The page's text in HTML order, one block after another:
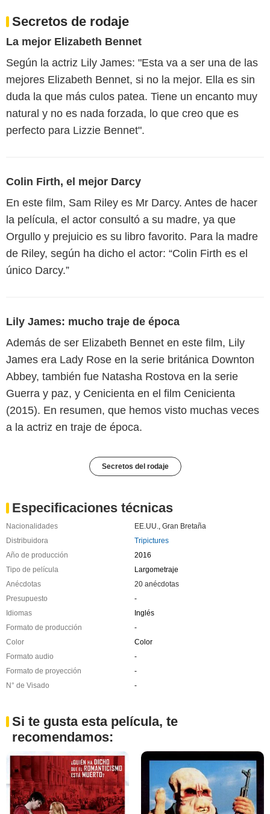
Secretos de rodaje
La mejor Elizabeth Bennet
Según la actriz Lily James: "Esta va a ser una de las
mejores Elizabeth Bennet, si no la mejor. Ella es sin
duda la que más culos patea. Tiene un encanto muy
natural y no es nada forzada, lo que creo que es
perfecto para Lizzie Bennet".
Colin Firth, el mejor Darcy
En este film, Sam Riley es Mr Darcy. Antes de hacer
la película, el actor consultó a su madre, ya que
Orgullo y prejuicio es su libro favorito. Para la madre
de Riley, según ha dicho el actor: “Colin Firth es el
único Darcy.”
Lily James: mucho traje de época
Además de ser Elizabeth Bennet en este film, Lily
James era Lady Rose en la serie británica Downton
Abbey, también fue Natasha Rostova en la serie
Guerra y paz, y Cenicienta en el film Cenicienta
(2015). En resumen, que hemos visto muchas veces
a la actriz en traje de época.
Secretos del rodaje
Especificaciones técnicas
Nacionalidades EE.UU.
Gran Bretaña
Distribuidora
Tripictures
Año de producción
2016
Tipo de película
Largometraje
Anécdotas
20 anécdotas
Presupuesto
-
Idiomas
Inglés
Formato de producción
-
Color
Color
Formato audio
-
Formato de proyección
-
N° de Visado
-
Si te gusta esta película, te
recomendamos: